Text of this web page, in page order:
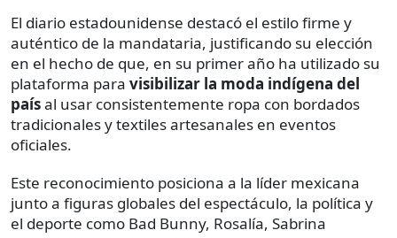
El diario estadounidense destacó el estilo firme y
auténtico de la mandataria, justificando su elección
en el hecho de que, en su primer año ha utilizado su
plataforma para visibilizar la moda indígena del
paísal usar consistentemente ropa con bordados
tradicionales y textiles artesanales en eventos
oficiales.
Este reconocimiento posiciona a la líder mexicana
junto a figuras globales del espectáculo, la política y
el deporte como Bad Bunny, Rosalía, Sabrina